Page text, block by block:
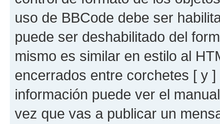
uso de BBCode debe ser
puede ser deshabilitado del
mismo es similar en estilo al
encerrados entre corchetes [ y
información puede ver el
vez que vas a publicar un